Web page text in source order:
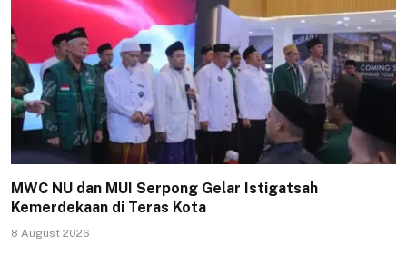
MWC NU dan MUI Serpong Gelar Istigatsah
Kemerdekaan di Teras Kota
8 August 2026